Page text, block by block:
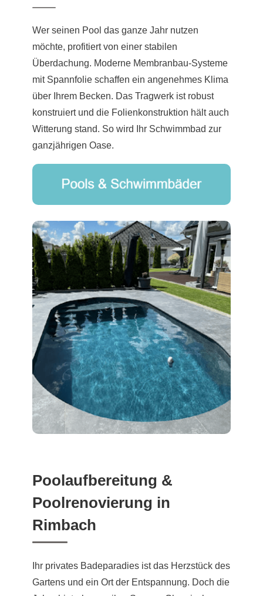
Wer seinen Pool das ganze Jahr nutzen
möchte, profitiert von einer stabilen
Überdachung. Moderne Membranbau-Systeme
mit Spannfolie schaffen ein angenehmes Klima
über Ihrem Becken. Das Tragwerk ist robust
konstruiert und die Folienkonstruktion hält auch
Witterung stand. So wird Ihr Schwimmbad zur
ganzjährigen Oase.
Poolaufbereitung &
Poolrenovierung in
Rimbach
Ihr privates Badeparadies ist das Herzstück des
Gartens und ein Ort der Entspannung. Doch die